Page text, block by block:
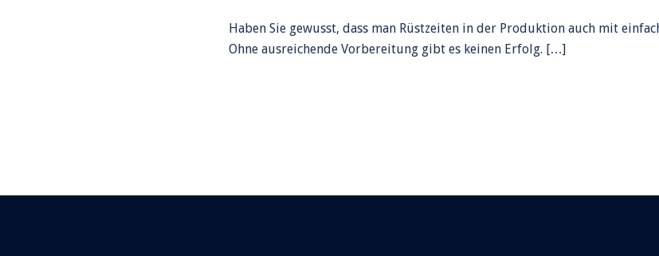
Haben Sie gewusst, dass man Rüstzeiten in der Produktion auch mit
Ohne ausreichende Vorbereitung gibt es keinen Erfolg. […]